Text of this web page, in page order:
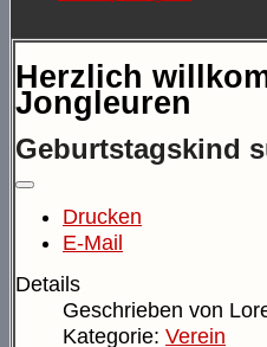
Herzlich
Jongleuren
Geburtstagskind
Drucken
E-Mail
Details
Geschrieben von
Kategorie: Verein